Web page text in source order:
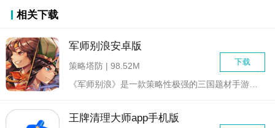
相关下载
军师别浪安卓版
下载
策略塔防 | 98.52M
王牌清理大师app手机版